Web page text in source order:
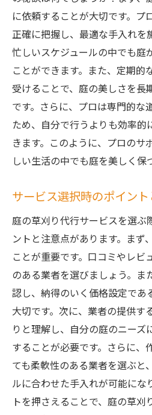
に依頼することが大切です。プ
正確に把握し、最適な手入れを
忙しいスケジュールの中でも庭
ことができます。また、定期的
受けることで、庭の美しさを長
です。さらに、プロは専門的な
ため、自分で行うよりも効率的
きます。このように、プロのサ
しい生活の中でも庭を美しく保
サービス選択時のポイン
庭の草刈り代行サービスを選ぶ
ントと注意点があります。まず
ことが重要です。口コミやレビ
のある業者を選びましょう。ま
認し、納得のいく価格設定であ
大切です。次に、業者の提供す
りと理解し、自分の庭のニーズ
することが必要です。さらに、
ても柔軟性のある業者を選ぶと
ルに合わせた手入れが可能にな
トを押さえることで、庭の草刈